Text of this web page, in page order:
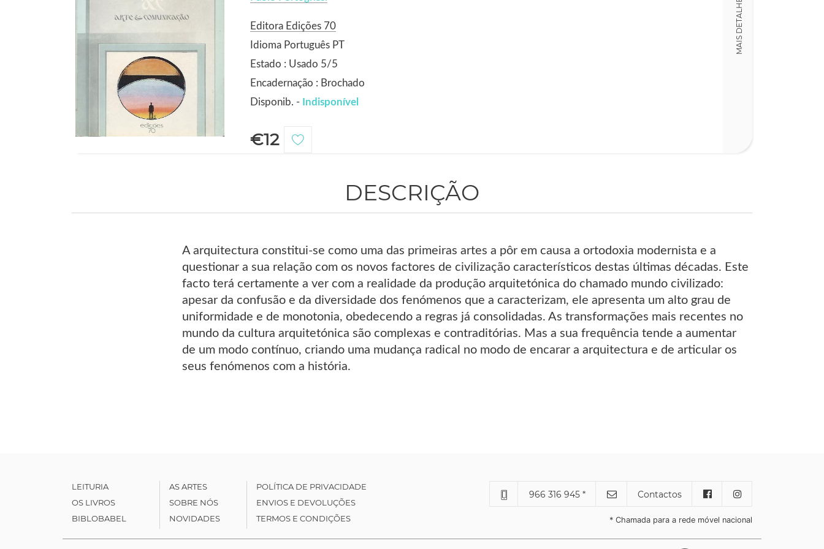
Editora Edições 70
Idioma Português PT
Estado : Usado 5/5
Encadernação : Brochado
Disponib. - Indisponível
€12
MAIS DETALHES
DESCRIÇÃO
A arquitectura constitui-se como uma das primeiras artes a pôr em causa a ortodoxia modernista e a
questionar a sua relação com os novos factores de civilização característicos destas últimas décadas. Este
facto terá certamente a ver com a realidade da produção arquitetónica do chamado mundo civilizado:
apesar da confusão e da diversidade dos fenómenos que a caracterizam, ele apresenta um alto grau de
uniformidade e de monotonia, obedecendo a regras já consolidadas. As transformações mais recentes no
mundo da cultura arquitetónica são complexas e contraditórias. Mas a sua frequência tende a aumentar
de um modo contínuo, criando uma mudança radical no modo de encarar a arquitectura e de articular os
seus fenómenos com a história.
LEITURIA
OS LIVROS
BIBLOBABEL
AS ARTES
SOBRE NÓS
NOVIDADES
POLÍTICA DE PRIVACIDADE
ENVIOS E DEVOLUÇÕES
TERMOS E CONDIÇÕES
966 316 945 * Contactos
* Chamada para a rede móvel nacional